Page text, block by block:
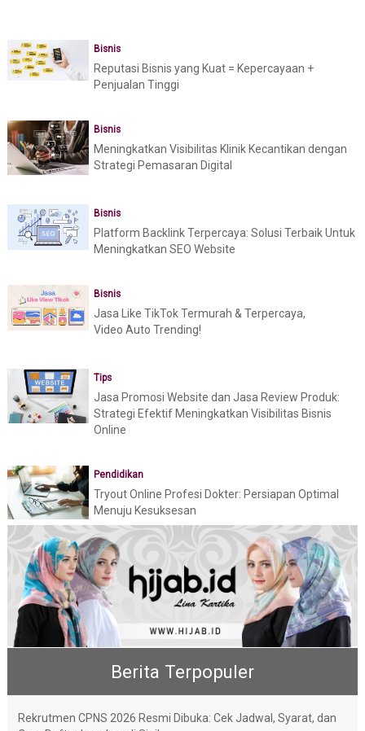
Bisnis
Reputasi Bisnis yang Kuat = Kepercayaan +
Penjualan Tinggi
Bisnis
Meningkatkan Visibilitas Klinik Kecantikan dengan
Strategi Pemasaran Digital
Bisnis
Platform Backlink Terpercaya: Solusi Terbaik Untuk
Meningkatkan SEO Website
Bisnis
Jasa Like TikTok Termurah & Terpercaya,
Video Auto Trending!
Tips
Jasa Promosi Website dan Jasa Review Produk:
Strategi Efektif Meningkatkan Visibilitas Bisnis
Online
Pendidikan
Tryout Online Profesi Dokter: Persiapan Optimal
Menuju Kesuksesan
Berita Terpopuler
Rekrutmen CPNS 2026 Resmi Dibuka: Cek Jadwal, Syarat, dan